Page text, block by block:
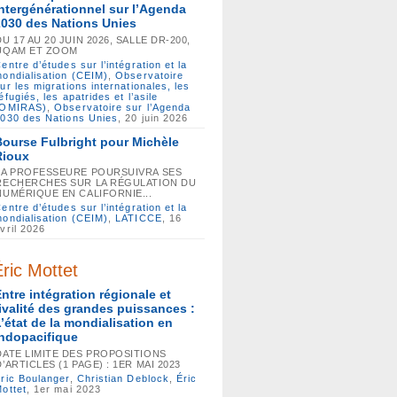
sur l’Agenda
des Nations Unies
17 AU 20 JUIN 2026, SALLE DR-200,
ET ZOOM
d’études sur l’intégration et la
(CEIM)
,Observatoire
les migrations internationales, les
les apatrides et l’asile
,Observatoire sur l’Agenda
des Nations Unies
, 20 juin 2026
Fulbright pour Michèle
PROFESSEURE POURSUIVRA SES
SUR LA RÉGULATION DU
EN CALIFORNIE...
d’études sur l’intégration et la
(CEIM) , LATICCE, 16
2026
Mottet
intégration régionale et
des grandes puissances :
de la mondialisation en
LIMITE DES PROPOSITIONS
(1 PAGE) : 1ER MAI 2023
Boulanger
Christian Deblock ,Éric
, 1er mai 2023